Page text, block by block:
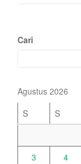
Cari
Agustus 2026
S
S
3
4